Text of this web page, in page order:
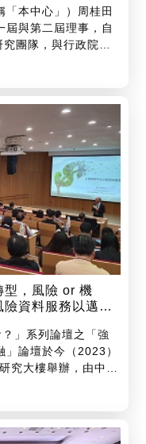
「本中心」）周桂田
屆與第二屆理事，自
團隊，與行政院環
學局」，現為「環
製造及環境污染等危
」教育訓練，共同面
物質風險。
型，風險 or 機
資料服務以邁向
」系列論壇之「強
論壇於今（2023）
究大樓舉辦，由中央
融監督管理委員
與政策研究中心（以
壇邀請國內金融業者